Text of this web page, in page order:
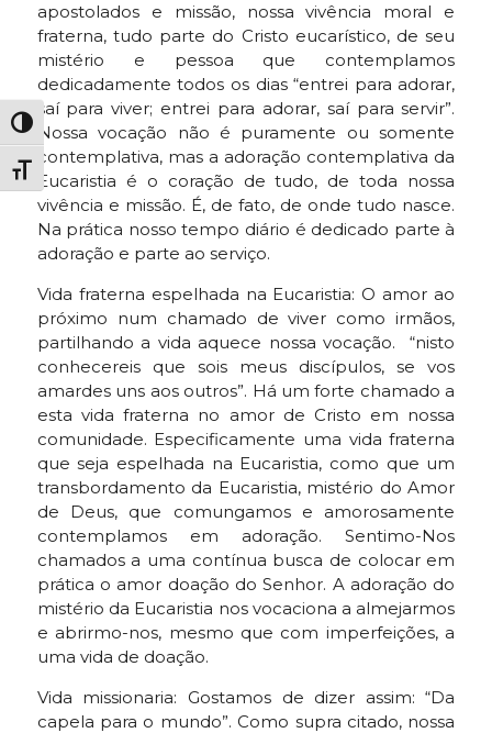
Alternar alto contraste
Alternar tamanho da fonte
apostolados e missão, nossa vivência moral e
fraterna, tudo parte do Cristo eucarístico, de seu
mistério e pessoa que contemplamos
dedicadamente todos os dias “entrei para adorar,
saí para viver; entrei para adorar, saí para servir”.
Nossa vocação não é puramente ou somente
contemplativa, mas a adoração contemplativa da
Eucaristia é o coração de tudo, de toda nossa
vivência e missão. É, de fato, de onde tudo nasce.
Na prática nosso tempo diário é dedicado parte à
adoração e parte ao serviço.
Vida fraterna espelhada na Eucaristia: O amor ao
próximo num chamado de viver como irmãos,
partilhando a vida aquece nossa vocação. “nisto
conhecereis que sois meus discípulos, se vos
amardes uns aos outros”. Há um forte chamado a
esta vida fraterna no amor de Cristo em nossa
comunidade. Especificamente uma vida fraterna
que seja espelhada na Eucaristia, como que um
transbordamento da Eucaristia, mistério do Amor
de Deus, que comungamos e amorosamente
contemplamos em adoração. Sentimo-Nos
chamados a uma contínua busca de colocar em
prática o amor doação do Senhor. A adoração do
mistério da Eucaristia nos vocaciona a almejarmos
e abrirmo-nos, mesmo que com imperfeições, a
uma vida de doação.
Vida missionaria: Gostamos de dizer assim: “Da
capela para o mundo”. Como supra citado, nossa